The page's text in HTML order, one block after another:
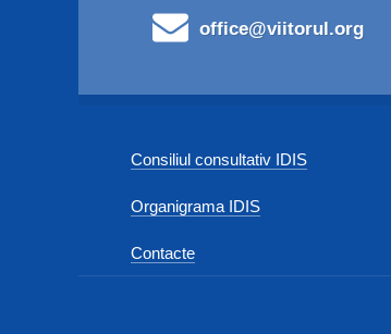
office@viitorul.org
Consiliul consultativ IDIS
Organigrama IDIS
Contacte